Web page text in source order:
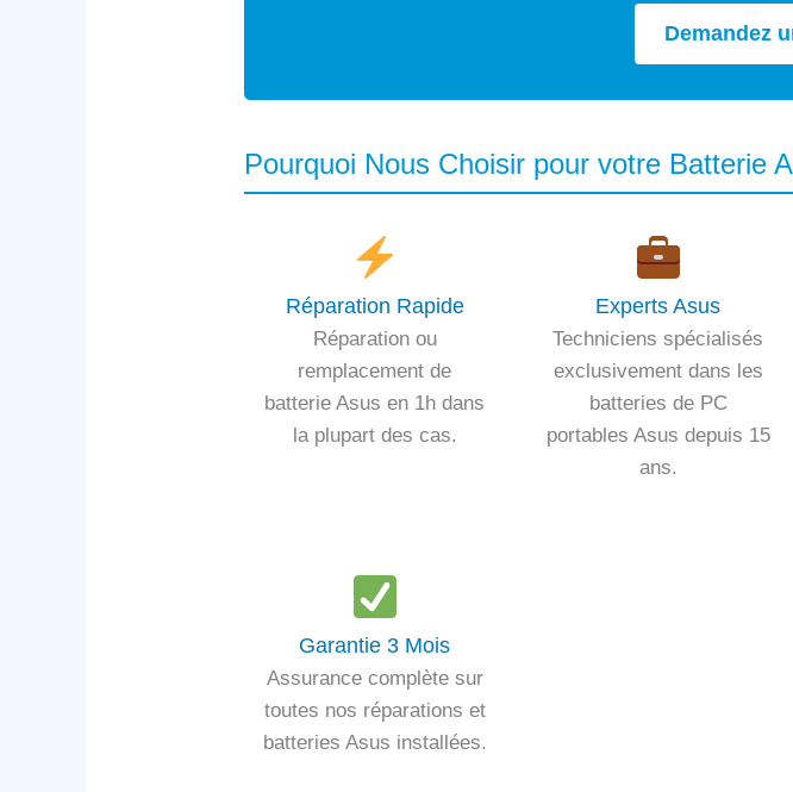
Demandez
Pourquoi Nous Choisir pour votre Batterie
Réparation Rapide
Réparation ou
remplacement de
batterie Asus en 1h dans
la plupart des cas.
Experts Asus
Techniciens spécialisés
exclusivement dans les
batteries de PC
portables Asus depuis 15
ans.
Garantie 3 Mois
Assurance complète sur
toutes nos réparations et
batteries Asus installées.